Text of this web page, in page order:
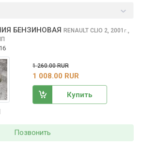
БЕНЗИНОВАЯ RENAULT CLIO 2, 2001 г.,
1 260.00 RUR
1 008.00 RUR
Купить
Позвонить